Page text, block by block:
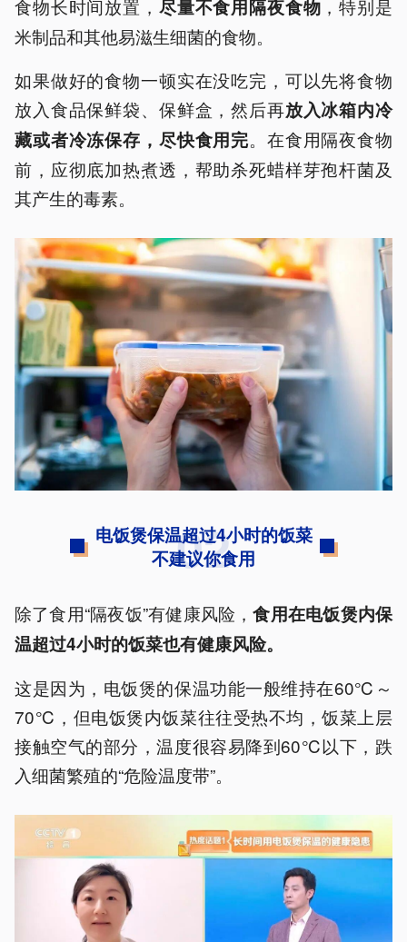
食物长时间放置， 尽量不食用隔夜食物 ，特别是
米制品和其他易滋生细菌的食物。
如果做好的食物一顿实在没吃完，可以先将食物
放入食品保鲜袋、保鲜盒，然后再放入冰箱内冷
藏或者冷冻保存，尽快食用完。在食用隔夜食物
前，应彻底加热煮透，帮助杀死蜡样芽孢杆菌及
其产生的毒素。
02
电饭煲保温超过4小时的饭菜
不建议你食用
除了食用“隔夜饭”有健康风险，食用在电饭煲内保
温超过4小时的饭菜也有健康风险。
这是因为，电饭煲的保温功能一般维持在60℃～
70℃，但电饭煲内饭菜往往受热不均，饭菜上层
接触空气的部分，温度很容易降到60℃以下，跌
入细菌繁殖的“危险温度带”。